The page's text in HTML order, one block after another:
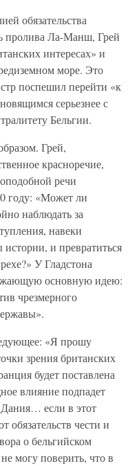
обязательства
пролива Ла-Манш, Грей
интересах» и
море. Это
поспешил перейти «к
серьезнее с
Бельгии.
Грей,
красноречие,
речи
году: «Может ли
наблюдать за
навеки
и превратиться
У Гладстона
основную идею:
чрезмерного
«Я прошу
зрения британских
будет поставлена
влияние подпадет
если в этот
обязательств чести и
о бельгийском
могу поверить, что в